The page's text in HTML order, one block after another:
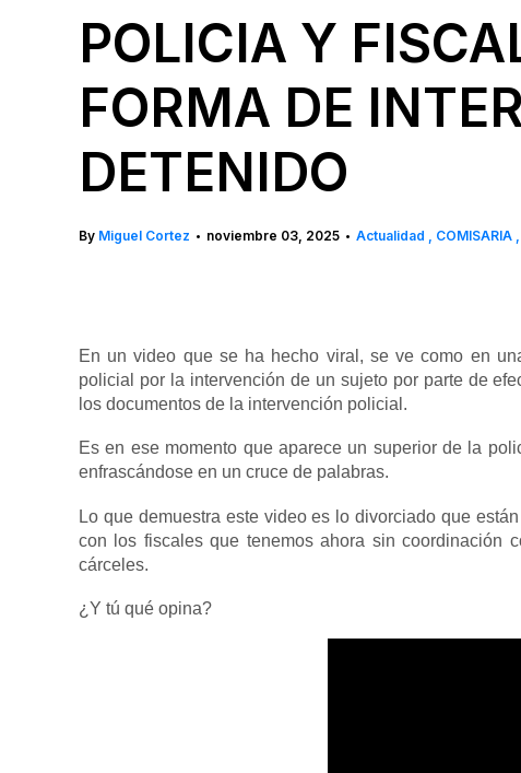
POLICIA Y
FORMA DE
DETENIDO
By Miguel Cortez • noviembre 03, 2025 • Actualidad COMISARIA
En un video que se ha hecho viral, se ve como en
policial por la intervención de un sujeto por parte de
los documentos de la intervención policial.
Es en ese momento que aparece un superior de la
enfrascándose en un cruce de palabras.
Lo que demuestra este video es lo divorciado que
con los fiscales que tenemos ahora sin coordinación
cárceles.
¿Y tú qué opina?